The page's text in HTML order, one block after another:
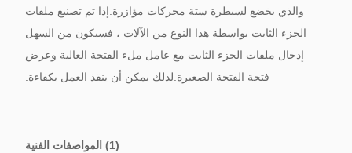
والذي يخضع لسيطرة ستة محركات مؤازرة.إذا تم تصنيع ملفات
الجزء الثابت بواسطة هذا النوع من الآلات ، فسيكون من السهل
إدخال ملفات الجزء الثابت مع عامل ملء الفتحة العالية وعرض
فتحة الفتحة الصغيرة.لذلك يمكن أن ينقذ العمل بكفاءة.
(1) المواصفات الفنية